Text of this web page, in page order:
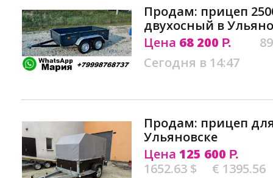
Продам: прицеп
двухосный в
Цена 68 200 Р.
Сегодня в 14:47
Продам: прицеп
Ульяновске
Цена 125 600 Р.
1652.63 $
€ 1395.56